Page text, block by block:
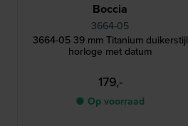
Boccia
3664-05
3664-05 39 mm Titanium duikerstijl
horloge met datum
179,-
● Op voorraad